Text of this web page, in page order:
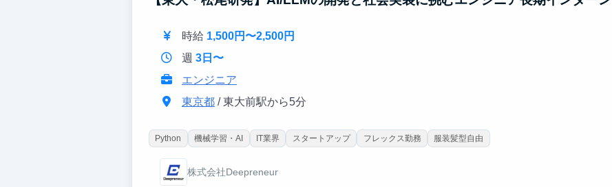
時給 1,500円〜2,500円
週 3日〜
エンジニア
東京都/ 東大前駅から5分
Python 機械学習・AI IT業界 スタートアップ フレックス勤務 服装髪型自由
株式会社Deepreneur